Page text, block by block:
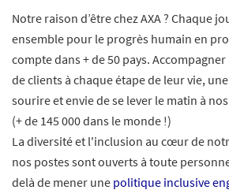
Notre raison d’être chez AXA ? Chaque
ensemble pour le progrès humain en
compte dans + de 50 pays.
de clients à chaque étape de leur vie,
sourire et envie de se lever le matin à
(+ de 145 000 dans le monde !)
La diversité et l'inclusion au cœur de
nos postes sont ouverts à toute
delà de mener une politique inclusive